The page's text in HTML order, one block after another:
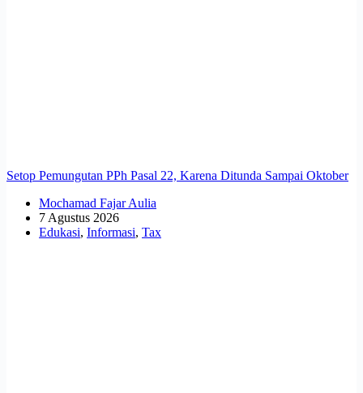
Setop Pemungutan PPh Pasal 22, Karena Ditunda Sampai Oktober
Mochamad Fajar Aulia
7 Agustus 2026
Edukasi, Informasi, Tax